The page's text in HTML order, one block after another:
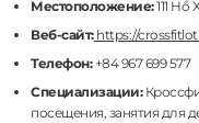
Местоположение:111 Hồ
Веб-сайт:https://
Телефон:+84 967 699 577
Специализации:
посещения, занятия для